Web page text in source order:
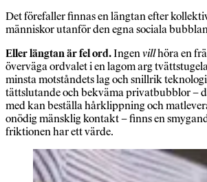
Det förefaller finnas en längtan efter
människor utanför den egna sociala
Eller längtan är fel ord.Ingenvillhöra en
överväga ordvalet i en lagom arg
minsta motståndets lag och snillrik
tättslutande och bekväma privatbubblor –
med kan beställa hårklippning och
onödig mänsklig kontakt – finns en
friktionen har ett värde.